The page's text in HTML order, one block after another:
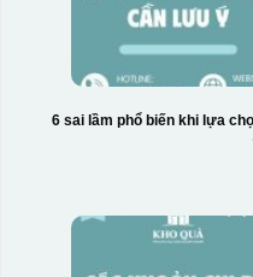
6 sai lầm phổ biến khi lựa